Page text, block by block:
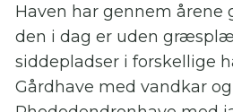
Haven har gennem årene
den i dag er uden
siddepladser i forskellige
Gårdhave med vandkar og